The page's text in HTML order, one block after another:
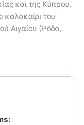
και της Κύπρου.
του
Αιγαίου (Ρόδο,